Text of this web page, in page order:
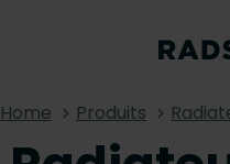
Home Produits